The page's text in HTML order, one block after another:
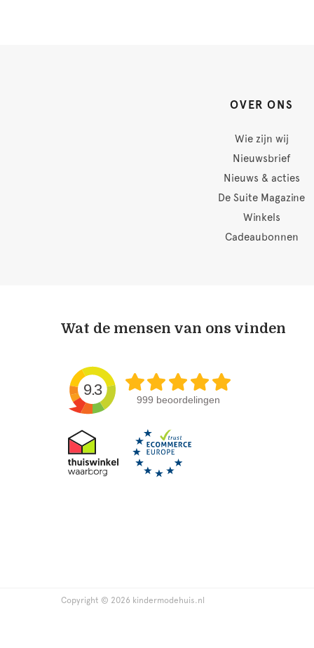
OVER ONS
Wie zijn wij
Nieuwsbrief
Nieuws & acties
De Suite Magazine
Winkels
Cadeaubonnen
Wat de mensen van ons vinden
9.3
999 beoordelingen
Copyright © 2026 kindermodehuis.nl